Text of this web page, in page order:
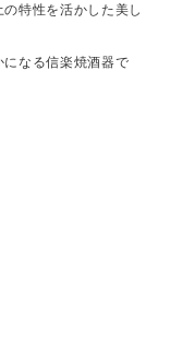
特性を活かした美し
になる信楽焼酒器で